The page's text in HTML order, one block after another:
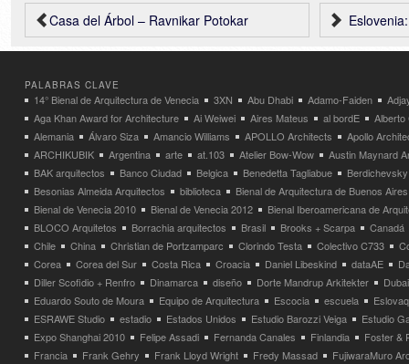
Casa del Árbol – Ravnikar Potokar
PALABRAS CLAVE
14° Bienal de Arquitectura de Venecia 3XN Abu Dhabi Adamo-Faiden
Aga Khan Award for Architecture
Ai Weiwei Aires Mateus al bordE
Alberto
Alemania
Álvaro Siza Amancio Williams APOLLO Architects
Apollo
ARCHIKUBIK
Argentina arte at.103 Atelier Bow-Wow
Austin Maynard
BAK arquitectos
Banco Ciudad Belgica Benedetta Tagliabue
Besonias Almeida Arquitectos
biblioteca
Bienal de Arquitectura de Buenos Aires
Bienal de Venecia 2010
Bienal de Venecia 2012
Bienal Iberoamericana de
BLOCO Arquitetos
Borrachia arquitectos Brasil Brooks + Scarpa
Canadá
Chile
China Christian de Portzamparc Clorindo Testa Colectivo C733
Corea
Corea del Sur Costa Rica Croacia Daniel Libeskind dataAE
Diller Scofidio + Renfro
Dinamarca diseño Dorte Mandrup Arkitekter
Dubai
Eduardo Souto de Moura
Equipo de Arquitectura Escocia escuela
ESRAWE Studio
estadio Estados Unidos Estudio Barozzi Veiga
Estudio
Expo Shanghai 2010
Felipe Assadi Fernanda Canales Finlandia
Foster &
Francia
Frank Gehry Frank Lloyd Wright Fredy Massad
FujiwaraMuro